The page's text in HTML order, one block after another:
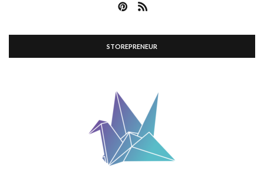
STOREPRENEUR